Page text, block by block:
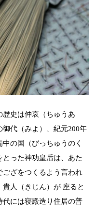
歴史は仲哀（ちゅうあ
代（みよ）、紀元200年
の国（びっちゅうのく
った神功皇后は、あた
ござをつくるよう言われ
人（きじん）が 座ると
代には寝殿造り住居の普